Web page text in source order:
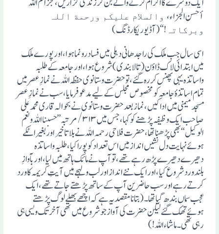
أحسن الجزاء، والسلام علیکم ورحمة اللہ
وبرکاتہ !“ (آڈیوریکارڈنگ)
اسی سال جب ملک کی راجدھانی دہلی میں فساد رونما ہوا، اور پورے ملک
میں ابتدائی لاک ڈاوٴن (تالا بندی) شروع ہوا، اور جامعہ کے طلبہ
واساتذہ یہی پھنس کر رہ گئے، تو حضرت وستانوی حفظہ اللہ نے نمازِ عصر میں
تمام اساتذہٴ جامعہ کو مخصوص مجلس کے لیے مدعو فرمایا، سب نے نمازِ عصر
مسجد میمنی میں ادا کیں، نماز بعد حضرت وستانوی نے بحوالہ قاری محمد علی
صاحب ایک وظیفہ پڑھنے کو کہا، جس میں ۳۱۳/ مرتبہ ”حسبنا اللہ ونعم
الوکیل“ بھی پڑھنا تھا، حضرت فلاحی رحمہ اللہ نے بلا تاخیر اور بغیر اٹکے
ہوئے نہایت دل نشیں انداز میں اس تعداد کو پورا کیا، طلبہ واساتذہ
دھیرے دھیرے پڑھ رہے تھے، تو آپ نے مائک ہاتھ میں لیا، اور بآوازِ
بلند ورد شروع کیا، اور ایک نئے انداز اور لب ولہجے میں آیتِ کریمہ کا ورد
کرتے رہے اور سب حاضرین آپ کے ساتھ پڑھتے جاتے تھے،ایک
عجب سماں بندھ گیا تھا۔(بتانا مقصد یہ ہے کہ اچھے بھلے لوگ پڑھتے
ہوئے تھک گئے لیکن حضرت کی آواز جو شروع میں تھی آخرتک ویسی ہی
رہی تھی ۔ ما شاء اللہ!)